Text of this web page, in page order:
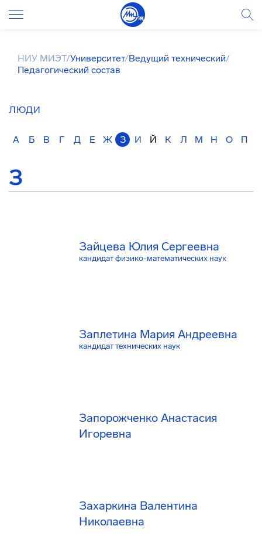
НИУ МИЭТ/Университет/Ведущий технический/
Педагогический состав
ЛЮДИ
А Б В Г Д Е Ж З И Й К Л М Н О П
З
Зайцева Юлия Сергеевна
кандидат физико-математических наук
Заплетина Мария Андреевна
кандидат технических наук
Запорожченко Анастасия
Игоревна
Захаркина Валентина
Николаевна